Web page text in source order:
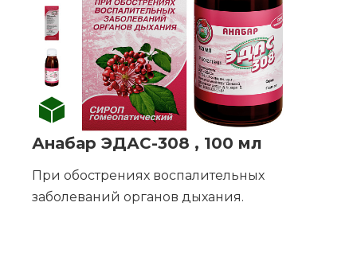
Анабар ЭДАС-308 , 100 мл
При обострениях воспалительных
заболеваний органов дыхания.